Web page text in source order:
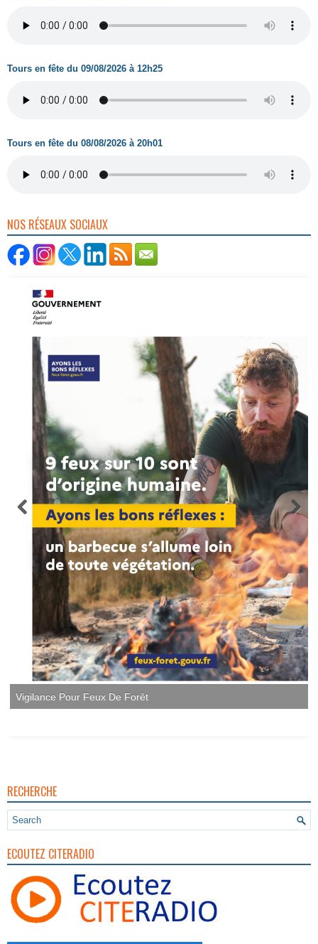
Tours en fête du 09/08/2026 à 12h25
Tours en fête du 08/08/2026 à 20h01
NOS RÉSEAUX SOCIAUX
Vigilance Pour Feux De Forêt
RECHERCHE
ECOUTEZ CITERADIO